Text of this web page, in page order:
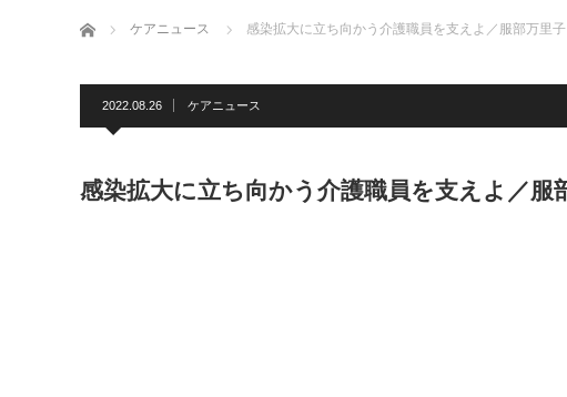
ホーム ケアニュース 感染拡大に立ち向かう介護職員を支えよ／服部万里子
2022.08.26 ケアニュース
感染拡大に立ち向かう介護職員を支えよ／服